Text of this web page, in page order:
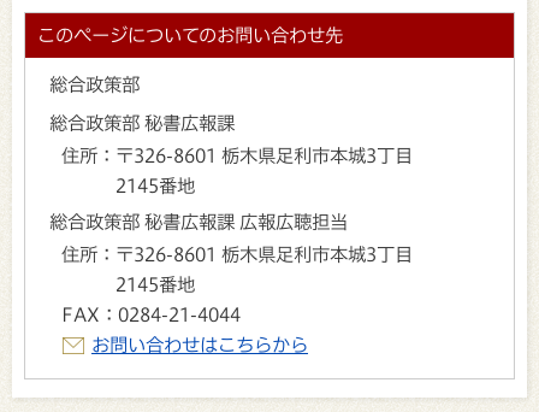
このページについてのお問い合わせ先
総合政策部
総合政策部 秘書広報課
住所： 〒326-8601 栃木県足利市本城3丁目
2145番地
総合政策部 秘書広報課 広報広聴担当
住所： 〒326-8601 栃木県足利市本城3丁目
2145番地
FAX： 0284-21-4044
お問い合わせはこちらから